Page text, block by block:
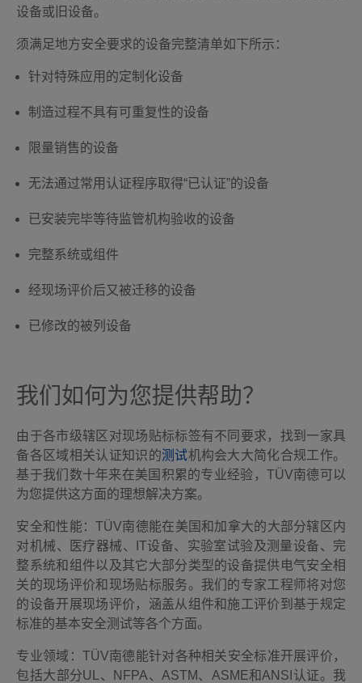
设备或旧设备。
须满足地方安全要求的设备完整清单如下所示：
针对特殊应用的定制化设备
制造过程不具有可重复性的设备
限量销售的设备
无法通过常用认证程序取得“已认证”的设备
已安装完毕等待监管机构验收的设备
完整系统或组件
经现场评价后又被迁移的设备
已修改的被列设备
我们如何为您提供帮助？
由于各市级辖区对现场贴标标签有不同要求，找到一家具
备各区域相关认证知识的测试机构会大大简化合规工作。
基于我们数十年来在美国积累的专业经验，TÜV南德可以
为您提供这方面的理想解决方案。
安全和性能：TÜV南德能在美国和加拿大的大部分辖区内
对机械、医疗器械、IT设备、实验室试验及测量设备、完
整系统和组件以及其它大部分类型的设备提供电气安全相
关的现场评价和现场贴标服务。我们的专家工程师将对您
的设备开展现场评价，涵盖从组件和施工评价到基于规定
标准的基本安全测试等各个方面。
专业领域：TÜV南德能针对各种相关安全标准开展评价，
包括大部分UL、NFPA、ASTM、ASME和ANSI认证。我